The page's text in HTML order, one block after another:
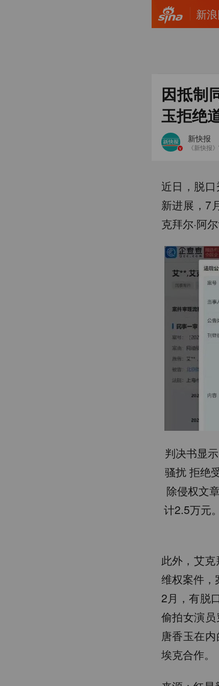
新
因抵制
玉拒绝
新快报
《新快报
近日，脱
新进展，7
克拜尔·阿
判决书显
骚扰 拒绝
除侵权文
计2.5万元
此外，艾
维权案件，
2月，有脱
偷拍女演
唐香玉在
埃克合作。